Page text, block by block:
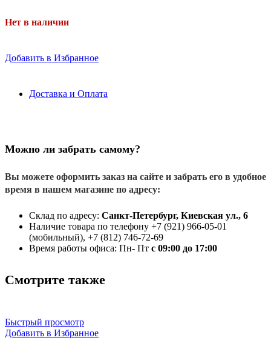
Нет в наличии
Добавить в Избранное
Доставка и Оплата
Можно ли забрать самому?
Вы можете оформить заказ на сайте и забрать его в удобное
время в нашем магазине по адресу:
Склад по адресу: Санкт-Петербург, Киевская ул., 6
Наличие товара по телефону +7 (921) 966-05-01
(мобильный), +7 (812) 746-72-69
Время работы офиса: Пн- Пт с 09:00 до 17:00
Смотрите также
Быстрый просмотр
Добавить в Избранное